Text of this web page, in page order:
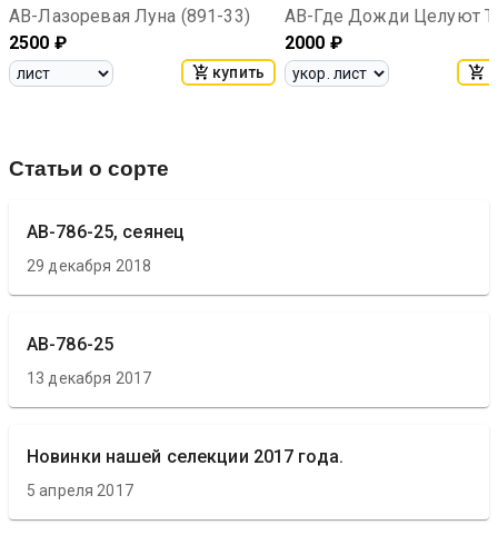
АВ-Лазоревая Луна (891-33)
2500 ₽
купить
2000 ₽
Статьи о сорте
АВ-786-25, сеянец
29 декабря 2018
АВ-786-25
13 декабря 2017
Новинки нашей селекции 2017 года.
5 апреля 2017